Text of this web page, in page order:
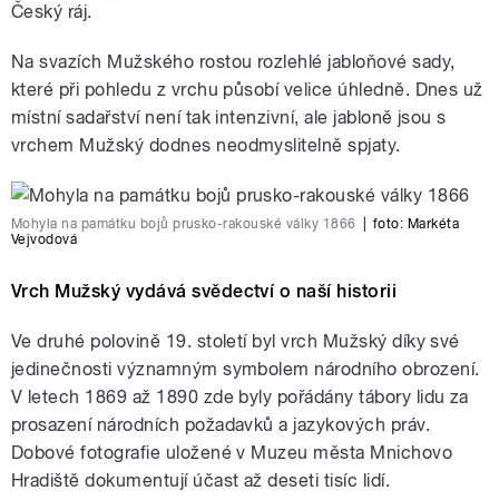
Český ráj.
Na svazích Mužského rostou rozlehlé jabloňové sady,
které při pohledu z vrchu působí velice úhledně. Dnes už
místní sadařství není tak intenzivní, ale jabloně jsou s
vrchem Mužský dodnes neodmyslitelně spjaty.
Mohyla na památku bojů prusko-rakouské války 1866 foto: Markéta
Vejvodová
Vrch Mužský vydává svědectví o naší historii
Ve druhé polovině 19. století byl vrch Mužský díky své
jedinečnosti významným symbolem národního obrození.
V letech 1869 až 1890 zde byly pořádány tábory lidu za
prosazení národních požadavků a jazykových práv.
Dobové fotografie uložené v Muzeu města Mnichovo
Hradiště dokumentují účast až deseti tisíc lidí.